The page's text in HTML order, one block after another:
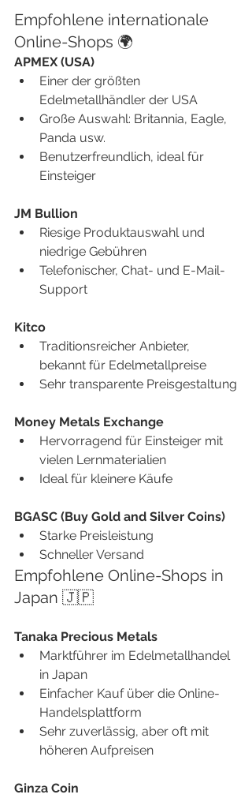
Empfohlene internationale
Online-Shops 🌍
APMEX (USA)
Einer der größten
Edelmetallhändler der USA
Große Auswahl: Britannia, Eagle,
Panda usw.
Benutzerfreundlich, ideal für
Einsteiger
JM Bullion
Riesige Produktauswahl und
niedrige Gebühren
Telefonischer, Chat- und E-Mail-
Support
Kitco
Traditionsreicher Anbieter,
bekannt für Edelmetallpreise
Sehr transparente Preisgestaltung
Money Metals Exchange
Hervorragend für Einsteiger mit
vielen Lernmaterialien
Ideal für kleinere Käufe
BGASC (Buy Gold and Silver Coins)
Starke Preisleistung
Schneller Versand
Empfohlene Online-Shops in
Japan 🇯🇵
Tanaka Precious Metals
Marktführer im Edelmetallhandel
in Japan
Einfacher Kauf über die Online-
Handelsplattform
Sehr zuverlässig, aber oft mit
höheren Aufpreisen
Ginza Coin